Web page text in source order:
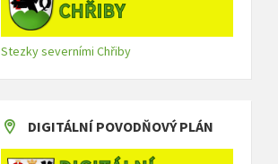
Stezky severními Chřiby
DIGITÁLNÍ POVODŇOVÝ PLÁN